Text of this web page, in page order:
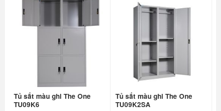
Tủ sắt màu ghi The One
TU09K6
Tủ sắt màu ghi The One
TU09K2SA